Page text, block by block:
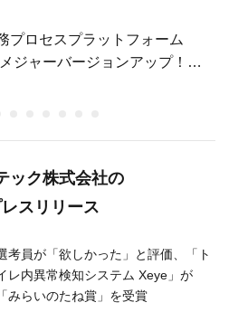
プロセスプラットフォーム
ジャーバージョンアップ！UI
携の強化へ
ック株式会社の
スリリース
考員が「欲しかった」と評価、「ト
レ内異常検知システム Xeye」が
「みらいのたね賞」を受賞